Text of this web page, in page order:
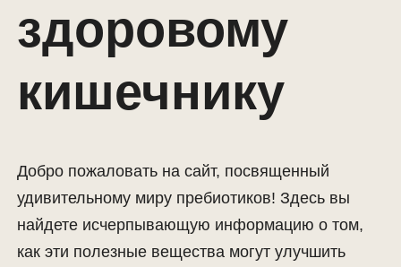
здоровому
кишечнику
Добро пожаловать на сайт, посвященный
удивительному миру пребиотиков! Здесь вы
найдете исчерпывающую информацию о том,
как эти полезные вещества могут улучшить